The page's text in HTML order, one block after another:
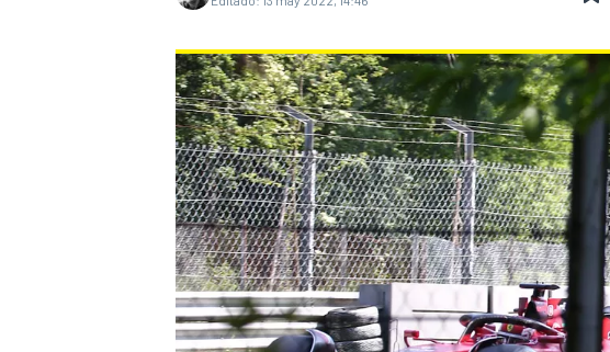
MOTOGP